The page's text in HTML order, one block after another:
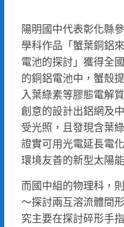
陽明國中代表彰化縣
學科作品「蟹葉銅鋁
電池的探討」獲得全
的銅鋁電池中，蟹殼
入葉綠素等膠態電解
創意的設計出鋁網及
受光照，且發現含葉
證實可用光電延長電
環境友善的新型太陽
而國中組的物理科，
～探討兩互溶流體間
究主要在探討碎形手